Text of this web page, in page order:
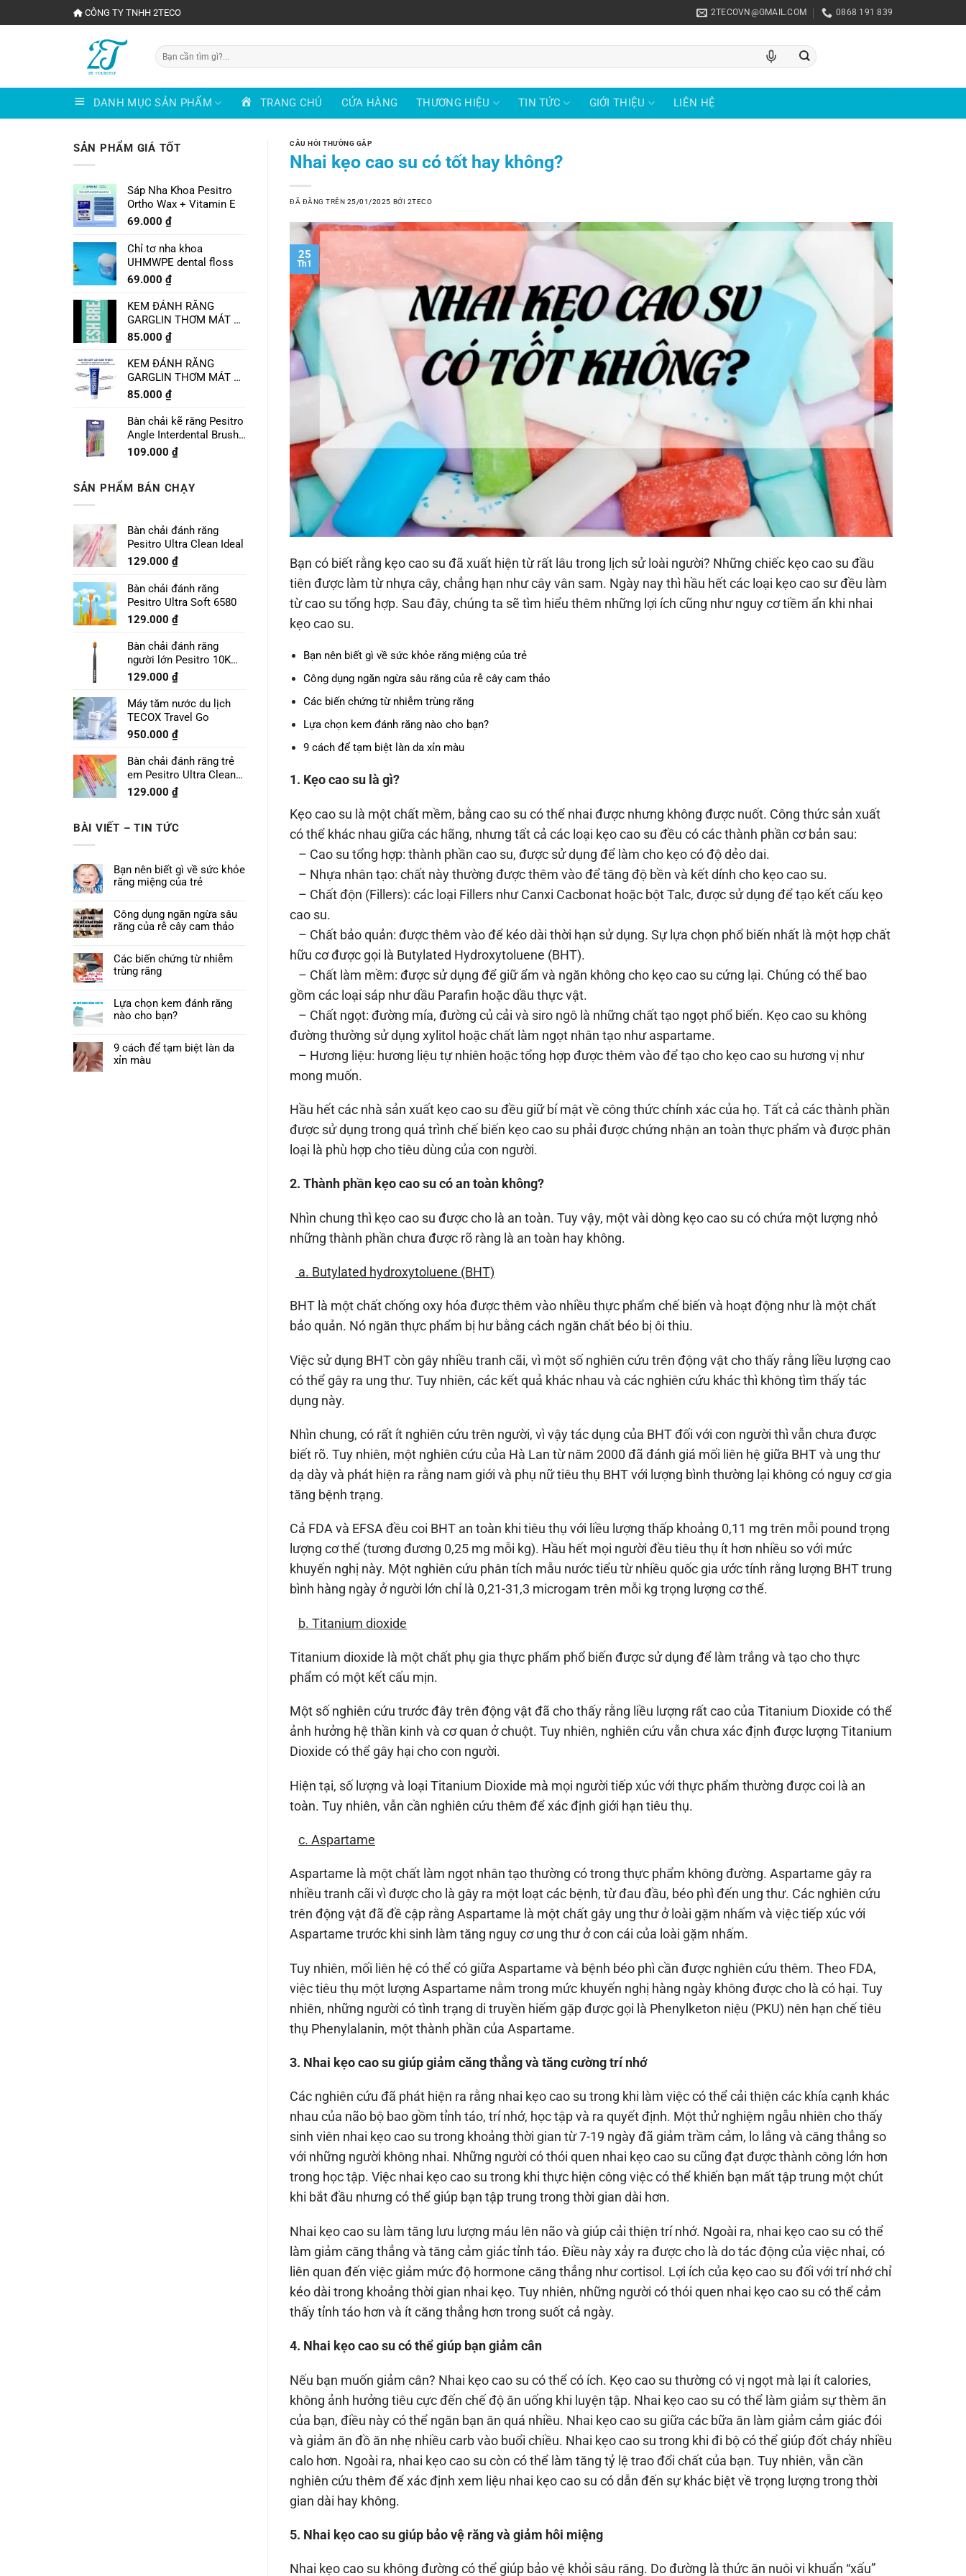
đến
CÔNG TY TNHH 2TECO 2TECOVN@GMAIL.COM 0868 191 839
Tìm
kiếm:
DANH MỤC SẢN PHẨM TRANG CHỦ CỬA HÀNG THƯƠNG HIỆU TIN TỨC GIỚI THIỆU LIÊN HỆ
SẢN PHẨM GIÁ TỐT
Sáp Nha Khoa Pesitro
Ortho Wax + Vitamin E
69.000 ₫
Chỉ tơ nha khoa
UHMWPE dental floss
69.000 ₫
KEM ĐÁNH RĂNG
GARGLIN THƠM MÁT VỊ
CHANH LIME MINT
85.000 ₫
KEM ĐÁNH RĂNG
GARGLIN THƠM MÁT VỊ
BẠC HÀ SPEARMINT
85.000 ₫
Bàn chải kẽ răng Pesitro
Angle Interdental Brush
Size 1 - 0.7mm
109.000 ₫
SẢN PHẨM BÁN CHẠY
Bàn chải đánh răng
Pesitro Ultra Clean Ideal
129.000 ₫
Bàn chải đánh răng
Pesitro Ultra Soft 6580
129.000 ₫
Bàn chải đánh răng
người lớn Pesitro 10K
Pro
129.000 ₫
Máy tăm nước du lịch
TECOX Travel Go
950.000 ₫
Bàn chải đánh răng trẻ
em Pesitro Ultra Clean
Prime 7680
129.000 ₫
BÀI VIẾT – TIN TỨC
Bạn nên biết gì về sức khỏe
răng miệng của trẻ
Công dụng ngăn ngừa sâu
răng của rễ cây cam thảo
Các biến chứng từ nhiễm
trùng răng
Lựa chọn kem đánh răng
nào cho bạn?
9 cách để tạm biệt làn da
xỉn màu
CÂU HỎI THƯỜNG GẶP
Nhai kẹo cao su có tốt hay không?
ĐÃ ĐĂNG TRÊN 25/01/2025 BỞI 2TECO
25
Th1
Bạn có biết rằng kẹo cao su đã xuất hiện từ rất lâu trong lịch sử loài người? Những chiếc kẹo cao su đầu
tiên được làm từ nhựa cây, chẳng hạn như cây vân sam. Ngày nay thì hầu hết các loại kẹo cao sư đều làm
từ cao su tổng hợp. Sau đây, chúng ta sẽ tìm hiểu thêm những lợi ích cũng như nguy cơ tiềm ẩn khi nhai
kẹo cao su.
Bạn nên biết gì về sức khỏe răng miệng của trẻ
Công dụng ngăn ngừa sâu răng của rễ cây cam thảo
Các biến chứng từ nhiễm trùng răng
Lựa chọn kem đánh răng nào cho bạn?
9 cách để tạm biệt làn da xỉn màu
1. Kẹo cao su là gì?
Kẹo cao su là một chất mềm, bằng cao su có thể nhai được nhưng không được nuốt. Công thức sản xuất
có thể khác nhau giữa các hãng, nhưng tất cả các loại kẹo cao su đều có các thành phần cơ bản sau:
– Cao su tổng hợp: thành phần cao su, được sử dụng để làm cho kẹo có độ dẻo dai.
– Nhựa nhân tạo: chất này thường được thêm vào để tăng độ bền và kết dính cho kẹo cao su.
– Chất độn (Fillers): các loại Fillers như Canxi Cacbonat hoặc bột Talc, được sử dụng để tạo kết cấu kẹo
cao su.
– Chất bảo quản: được thêm vào để kéo dài thời hạn sử dụng. Sự lựa chọn phổ biến nhất là một hợp chất
hữu cơ được gọi là Butylated Hydroxytoluene (BHT).
– Chất làm mềm: được sử dụng để giữ ẩm và ngăn không cho kẹo cao su cứng lại. Chúng có thể bao
gồm các loại sáp như dầu Parafin hoặc dầu thực vật.
– Chất ngọt: đường mía, đường củ cải và siro ngô là những chất tạo ngọt phổ biến. Kẹo cao su không
đường thường sử dụng xylitol hoặc chất làm ngọt nhân tạo như aspartame.
– Hương liệu: hương liệu tự nhiên hoặc tổng hợp được thêm vào để tạo cho kẹo cao su hương vị như
mong muốn.
Hầu hết các nhà sản xuất kẹo cao su đều giữ bí mật về công thức chính xác của họ. Tất cả các thành phần
được sử dụng trong quá trình chế biến kẹo cao su phải được chứng nhận an toàn thực phẩm và được phân
loại là phù hợp cho tiêu dùng của con người.
2. Thành phần kẹo cao su có an toàn không?
Nhìn chung thì kẹo cao su được cho là an toàn. Tuy vậy, một vài dòng kẹo cao su có chứa một lượng nhỏ
những thành phần chưa được rõ ràng là an toàn hay không.
a. Butylated hydroxytoluene (BHT)
BHT là một chất chống oxy hóa được thêm vào nhiều thực phẩm chế biến và hoạt động như là một chất
bảo quản. Nó ngăn thực phẩm bị hư bằng cách ngăn chất béo bị ôi thiu.
Việc sử dụng BHT còn gây nhiều tranh cãi, vì một số nghiên cứu trên động vật cho thấy rằng liều lượng cao
có thể gây ra ung thư. Tuy nhiên, các kết quả khác nhau và các nghiên cứu khác thì không tìm thấy tác
dụng này.
Nhìn chung, có rất ít nghiên cứu trên người, vì vậy tác dụng của BHT đối với con người thì vẫn chưa được
biết rõ. Tuy nhiên, một nghiên cứu của Hà Lan từ năm 2000 đã đánh giá mối liên hệ giữa BHT và ung thư
dạ dày và phát hiện ra rằng nam giới và phụ nữ tiêu thụ BHT với lượng bình thường lại không có nguy cơ gia
tăng bệnh trạng.
Cả FDA và EFSA đều coi BHT an toàn khi tiêu thụ với liều lượng thấp khoảng 0,11 mg trên mỗi pound trọng
lượng cơ thể (tương đương 0,25 mg mỗi kg). Hầu hết mọi người đều tiêu thụ ít hơn nhiều so với mức
khuyến nghị này. Một nghiên cứu phân tích mẫu nước tiểu từ nhiều quốc gia ước tính rằng lượng BHT trung
bình hàng ngày ở người lớn chỉ là 0,21-31,3 microgam trên mỗi kg trọng lượng cơ thể.
b. Titanium dioxide
Titanium dioxide là một chất phụ gia thực phẩm phổ biến được sử dụng để làm trắng và tạo cho thực
phẩm có một kết cấu mịn.
Một số nghiên cứu trước đây trên động vật đã cho thấy rằng liều lượng rất cao của Titanium Dioxide có thể
ảnh hưởng hệ thần kinh và cơ quan ở chuột. Tuy nhiên, nghiên cứu vẫn chưa xác định được lượng Titanium
Dioxide có thể gây hại cho con người.
Hiện tại, số lượng và loại Titanium Dioxide mà mọi người tiếp xúc với thực phẩm thường được coi là an
toàn. Tuy nhiên, vẫn cần nghiên cứu thêm để xác định giới hạn tiêu thụ.
c. Aspartame
Aspartame là một chất làm ngọt nhân tạo thường có trong thực phẩm không đường. Aspartame gây ra
nhiều tranh cãi vì được cho là gây ra một loạt các bệnh, từ đau đầu, béo phì đến ung thư. Các nghiên cứu
trên động vật đã đề cập rằng Aspartame là một chất gây ung thư ở loài gặm nhấm và việc tiếp xúc với
Aspartame trước khi sinh làm tăng nguy cơ ung thư ở con cái của loài gặm nhấm.
Tuy nhiên, mối liên hệ có thể có giữa Aspartame và bệnh béo phì cần được nghiên cứu thêm. Theo FDA,
việc tiêu thụ một lượng Aspartame nằm trong mức khuyến nghị hàng ngày không được cho là có hại. Tuy
nhiên, những người có tình trạng di truyền hiếm gặp được gọi là Phenylketon niệu (PKU) nên hạn chế tiêu
thụ Phenylalanin, một thành phần của Aspartame.
3. Nhai kẹo cao su giúp giảm căng thẳng và tăng cường trí nhớ
Các nghiên cứu đã phát hiện ra rằng nhai kẹo cao su trong khi làm việc có thể cải thiện các khía cạnh khác
nhau của não bộ bao gồm tỉnh táo, trí nhớ, học tập và ra quyết định. Một thử nghiệm ngẫu nhiên cho thấy
sinh viên nhai kẹo cao su trong khoảng thời gian từ 7-19 ngày đã giảm trầm cảm, lo lắng và căng thẳng so
với những người không nhai. Những người có thói quen nhai kẹo cao su cũng đạt được thành công lớn hơn
trong học tập. Việc nhai kẹo cao su trong khi thực hiện công việc có thể khiến bạn mất tập trung một chút
khi bắt đầu nhưng có thể giúp bạn tập trung trong thời gian dài hơn.
Nhai kẹo cao su làm tăng lưu lượng máu lên não và giúp cải thiện trí nhớ. Ngoài ra, nhai kẹo cao su có thể
làm giảm căng thẳng và tăng cảm giác tỉnh táo. Điều này xảy ra được cho là do tác động của việc nhai, có
liên quan đến việc giảm mức độ hormone căng thẳng như cortisol. Lợi ích của kẹo cao su đối với trí nhớ chỉ
kéo dài trong khoảng thời gian nhai kẹo. Tuy nhiên, những người có thói quen nhai kẹo cao su có thể cảm
thấy tỉnh táo hơn và ít căng thẳng hơn trong suốt cả ngày.
4. Nhai kẹo cao su có thể giúp bạn giảm cân
Nếu bạn muốn giảm cân? Nhai kẹo cao su có thể có ích. Kẹo cao su thường có vị ngọt mà lại ít calories,
không ảnh hưởng tiêu cực đến chế độ ăn uống khi luyện tập. Nhai kẹo cao su có thể làm giảm sự thèm ăn
của bạn, điều này có thể ngăn bạn ăn quá nhiều. Nhai kẹo cao su giữa các bữa ăn làm giảm cảm giác đói
và giảm ăn đồ ăn nhẹ nhiều carb vào buổi chiều. Nhai kẹo cao su trong khi đi bộ có thể giúp đốt cháy nhiều
calo hơn. Ngoài ra, nhai kẹo cao su còn có thể làm tăng tỷ lệ trao đổi chất của bạn. Tuy nhiên, vẫn cần
nghiên cứu thêm để xác định xem liệu nhai kẹo cao su có dẫn đến sự khác biệt về trọng lượng trong thời
gian dài hay không.
5. Nhai kẹo cao su giúp bảo vệ răng và giảm hôi miệng
Nhai kẹo cao su không đường có thể giúp bảo vệ khỏi sâu răng. Do đường là thức ăn nuôi vi khuẩn “xấu”